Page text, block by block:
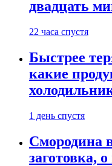
двадцать
22 часа спустя
Быстрее
какие
1 день спустя
Смородина
заготовка,